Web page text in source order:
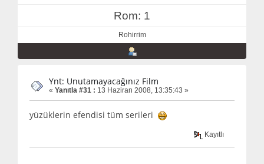
Rom: 1
Rohirrim
Ynt: Unutamayacağınız Film
« Yanıtla #31 : 13 Haziran 2008, 13:35:43 »
yüzüklerin efendisi tüm serileri
Kayıtlı